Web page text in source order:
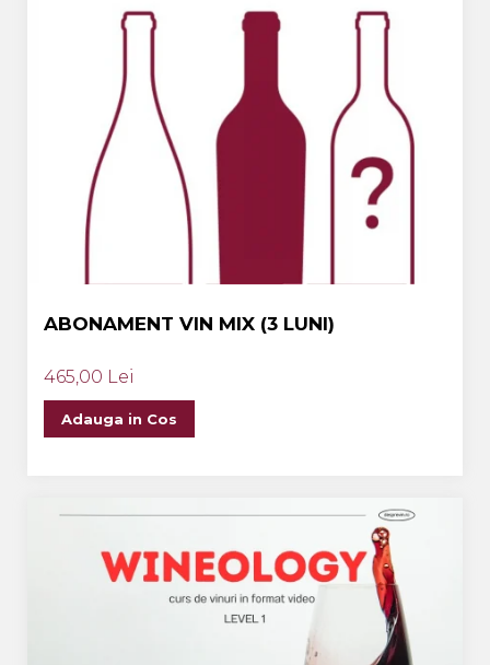
ABONAMENT VIN MIX (3 LUNI)
465,00 Lei
Adauga in Cos